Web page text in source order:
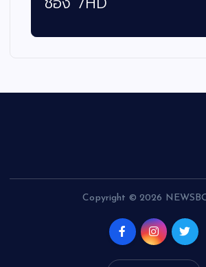
Copyright © 2026